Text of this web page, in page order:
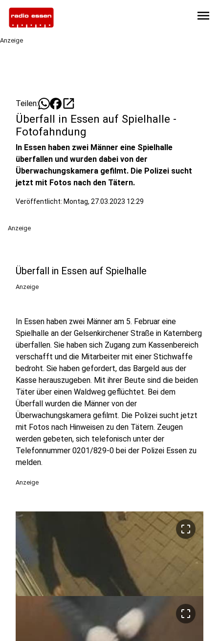
menu
Anzeige
Teilen: open_in_new
Überfall in Essen auf Spielhalle -
Fotofahndung
In Essen haben zwei Männer eine Spielhalle
überfallen und wurden dabei von der
Überwachungskamera gefilmt. Die Polizei sucht
jetzt mit Fotos nach den Tätern.
Veröffentlicht: Montag, 27.03.2023 12:29
Anzeige
Überfall in Essen auf Spielhalle
Anzeige
In Essen haben zwei Männer am 5. Februar eine
Spielhalle an der Gelsenkirchener Straße in Katernberg
überfallen. Sie haben sich Zugang zum Kassenbereich
verschafft und die Mitarbeiter mit einer Stichwaffe
bedroht. Sie haben gefordert, das Bargeld aus der
Kasse herauszugeben. Mit ihrer Beute sind die beiden
Täter über einen Waldweg geflüchtet. Bei dem
Überfall wurden die Männer von der
Überwachungskamera gefilmt. Die Polizei sucht jetzt
mit Fotos nach Hinweisen zu den Tätern. Zeugen
werden gebeten, sich telefonisch unter der
Telefonnummer 0201/829-0 bei der Polizei Essen zu
melden.
Anzeige
crop_free
crop_free